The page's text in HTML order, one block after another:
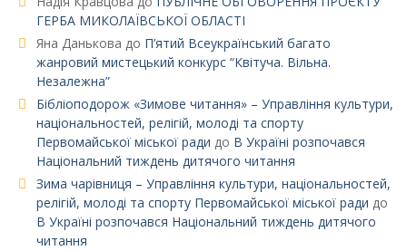
ГЕРБА МИКОЛАЇВСЬКОЇ ОБЛАСТІ
Яна Данькова до П’ятий Всеукраїнський багато
жанровий мистецький конкурс “Квітуча. Вільна.
Незалежна”
Бібліоподорож «Зимове читання» – Управління культури,
національностей, релігій, молоді та спорту
Первомайської міської ради до В Україні розпочався
Національний тиждень дитячого читання
Зима чарівниця – Управління культури, національностей,
релігій, молоді та спорту Первомайської міської ради до
В Україні розпочався Національний тиждень дитячого
читання